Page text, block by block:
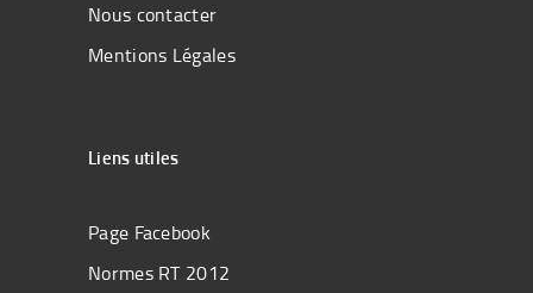
Nous contacter
Mentions Légales
Liens utiles
Page Facebook
Normes RT 2012